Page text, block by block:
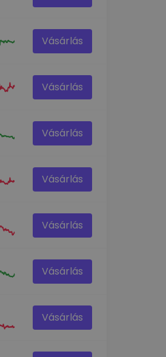
Vásárlás
Vásárlás
Vásárlás
Vásárlás
Vásárlás
Vásárlás
Vásárlás